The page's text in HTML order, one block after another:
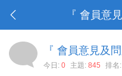
『 會員意
『 會員意見及
今日: 0 主題: 845 排名: